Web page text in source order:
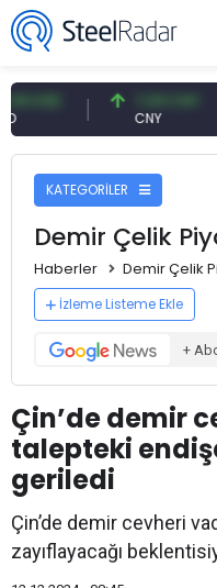
7,09 CNY
CNY
KATEGORİLER
Demir Çelik
Haberler Demir Çelik
İzleme Listeme Ekle
+
Çin’de demir
talepteki
geriledi
Çin’de demir cevheri
zayıflayacağı